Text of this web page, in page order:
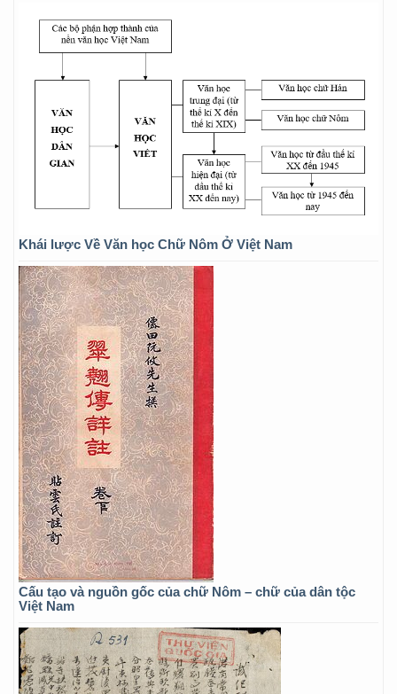
Khái lược Về Văn học Chữ Nôm Ở Việt Nam
Cấu tạo và nguồn gốc của chữ Nôm – chữ của dân tộc
Việt Nam